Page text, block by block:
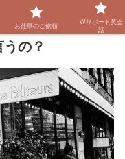
の？
お仕事のご依頼
Wサポート英会
話